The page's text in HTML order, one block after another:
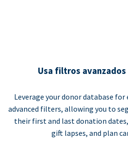
Usa filtros
Leverage your donor database
advanced filters, allowing you to
their first and last donation
gift lapses, and plan